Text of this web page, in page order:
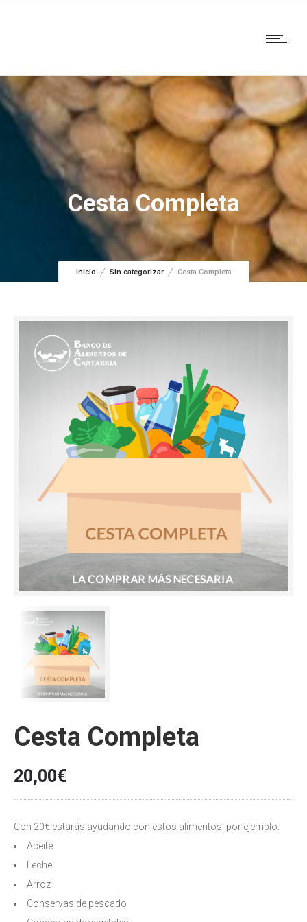
Cesta Completa
Inicio Sin categorizar Cesta Completa
Cesta Completa
20,00€
Con 20€ estarás ayudando con estos alimentos, por ejemplo:
Aceite
Leche
Arroz
Conservas de pescado